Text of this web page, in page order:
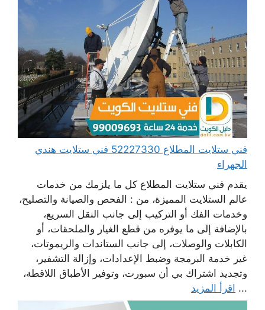
فني ستلايت المطلاع 52227330 فني ستلايت هندي
الجهراء
يقدم فني ستلايت المطلاع كل ما يلزمك من خدمات
عالم الستلايت المميزة، من : الفحص والصيانة والتصليح،
وخدمات الفك أو التركيب إلى جانب النقل السريع،
بالإضافة إلى ما يوفره من قطع الغيار والملحقات، أو
الكابلات والوصلات، إلى جانب الستاندات والريموتات،
غير خدمة البرمجة وضبط الإعدادات، وإزالة التشفير،
وتجديد اشتراك بي أن سبورت، وتوفير الأطباق اللاقطة،
... اقرأ المزيد